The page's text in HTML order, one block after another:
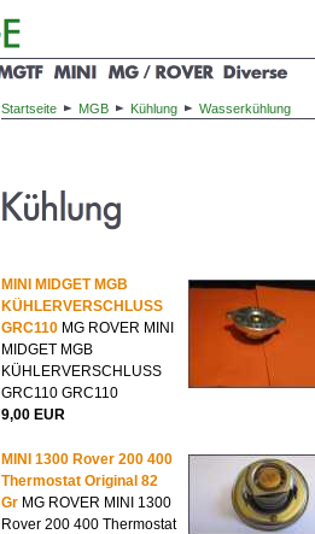
Startseite MGB Kühlung Wasserkühlung
MINI MIDGET MGB
KÜHLERVERSCHLUSS
GRC110 MG ROVER MINI
MIDGET MGB
KÜHLERVERSCHLUSS
GRC110 GRC110
9,00 EUR
MINI 1300 Rover 200 400
Thermostat Original 82
Gr MG ROVER MINI 1300
Rover 200 400 Thermostat